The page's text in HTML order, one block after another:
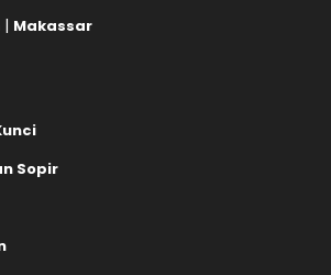
| Makassar
Sopir